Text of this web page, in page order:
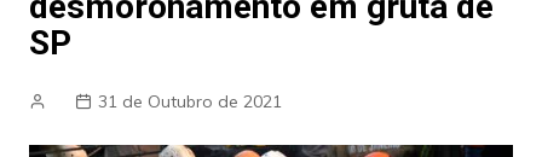
SP
31 de Outubro de 2021